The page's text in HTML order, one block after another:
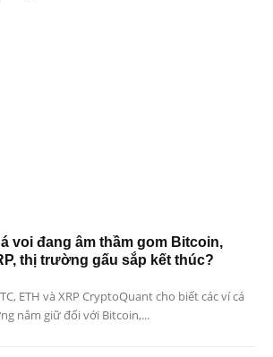
voi đang âm thầm gom Bitcoin,
thị trường gấu sắp kết thúc?
ETH và XRP CryptoQuant cho biết các ví cá
nắm giữ đối với Bitcoin,...